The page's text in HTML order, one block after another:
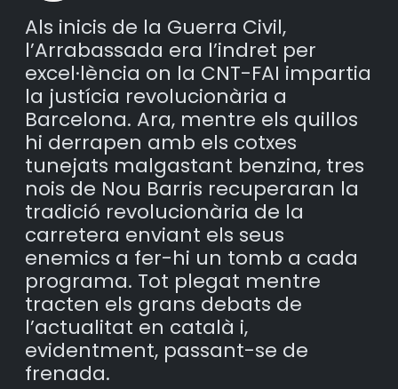
Als inicis de la Guerra Civil,
l’Arrabassada era l’indret per
excel·lència on la CNT-FAI impartia
la justícia revolucionària a
Barcelona. Ara, mentre els quillos
hi derrapen amb els cotxes
tunejats malgastant benzina, tres
nois de Nou Barris recuperaran la
tradició revolucionària de la
carretera enviant els seus
enemics a fer-hi un tomb a cada
programa. Tot plegat mentre
tracten els grans debats de
l’actualitat en català i,
evidentment, passant-se de
frenada.